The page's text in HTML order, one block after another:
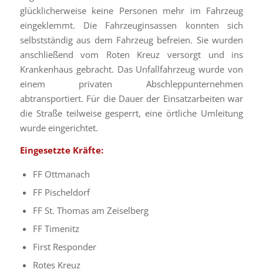
glücklicherweise keine Personen mehr im Fahrzeug
eingeklemmt. Die Fahrzeuginsassen konnten sich
selbstständig aus dem Fahrzeug befreien. Sie wurden
anschließend vom Roten Kreuz versorgt und ins
Krankenhaus gebracht. Das Unfallfahrzeug wurde von
einem privaten Abschleppunternehmen
abtransportiert. Für die Dauer der Einsatzarbeiten war
die Straße teilweise gesperrt, eine örtliche Umleitung
wurde eingerichtet.
Eingesetzte Kräfte:
FF Ottmanach
FF Pischeldorf
FF St. Thomas am Zeiselberg
FF Timenitz
First Responder
Rotes Kreuz